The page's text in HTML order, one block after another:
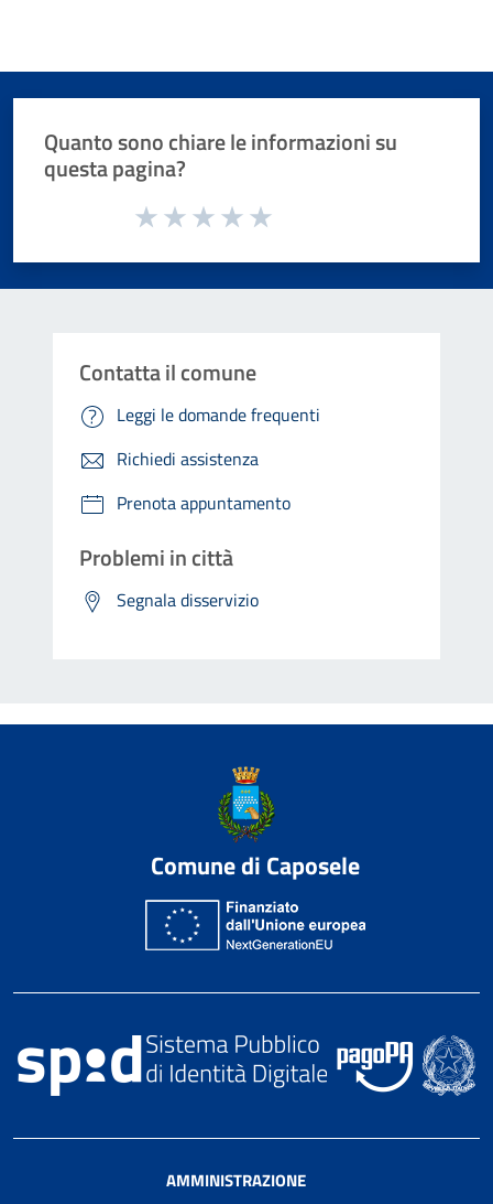
Quanto sono chiare le informazioni su
questa pagina?
Valuta da 1 a 5 stelle la pagina
Contatta il comune
Leggi le domande frequenti
Richiedi assistenza
Prenota appuntamento
Problemi in città
Segnala disservizio
Comune di Caposele
AMMINISTRAZIONE